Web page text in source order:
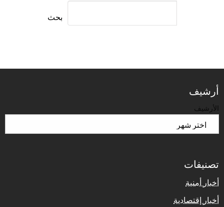
بحث
أرشيف
الأرشيف
تصنيفات
أخبار أمنية
أخبار إقتصادية